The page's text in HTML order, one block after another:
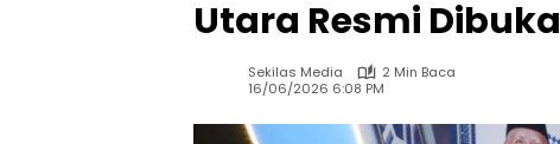
Utara Resmi Dibuka
Sekilas Media
2 Min Baca
16/06/2026 6:08 PM